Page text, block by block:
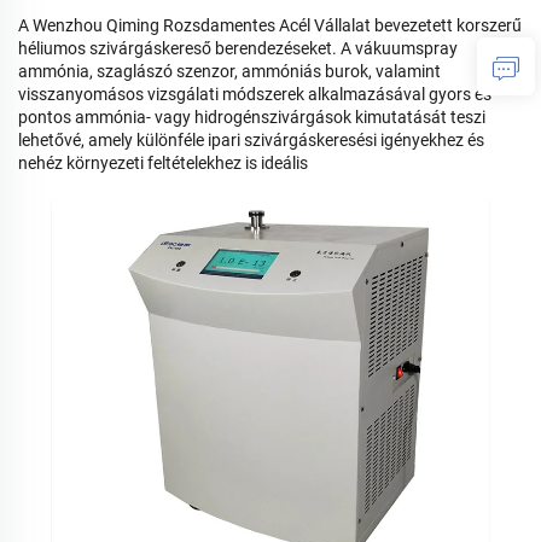
A Wenzhou Qiming Rozsdamentes Acél Vállalat bevezetett korszerű
héliumos szivárgáskereső berendezéseket. A vákuumspray
ammónia, szaglászó szenzor, ammóniás burok, valamint
visszanyomásos vizsgálati módszerek alkalmazásával gyors és
pontos ammónia- vagy hidrogénszivárgások kimutatását teszi
lehetővé, amely különféle ipari szivárgáskeresési igényekhez és
nehéz környezeti feltételekhez is ideális